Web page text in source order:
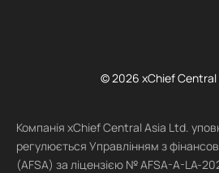
© 2026 xChief Central
Компанія xChief Central Asia Ltd.
регулюється Управлінням з
(AFSA) за ліцензією № AFSA-A-LA-